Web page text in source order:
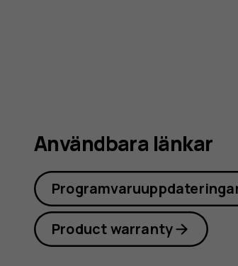
Användbara länkar
Product warranty